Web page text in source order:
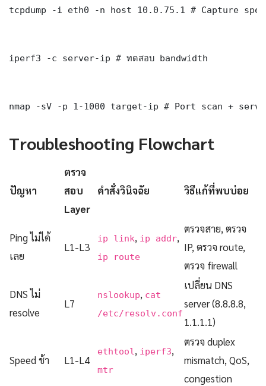
tcpdump -i eth0 -n host 10.0.75.1 # Capture
iperf3 -c server-ip # ทดสอบ bandwidth
nmap -sV -p 1-1000 target-ip # Port scan +
Troubleshooting Flowchart
ปัญหา
ตรวจ
สอบ
Layer
คำสั่งวินิจฉัย วิธีแก้ที่พบบ่อย
Ping ไม่ได้
เลย
L1-L3
ip link, ip addr,
ip route
ตรวจสาย, ตรวจ
IP, ตรวจ route,
ตรวจ firewall
DNS ไม่
resolve
L7
nslookup, cat
/etc/resolv.conf
เปลี่ยน DNS
server (8.8.8.8,
1.1.1.1)
Speed ช้า L1-L4
ethtool , iperf3,
mtr
ตรวจ duplex
mismatch, QoS,
congestion